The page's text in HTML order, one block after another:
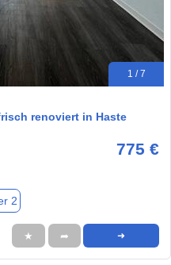
1 / 7
renoviert in Haste
775 €
2
★ ➦ ➜